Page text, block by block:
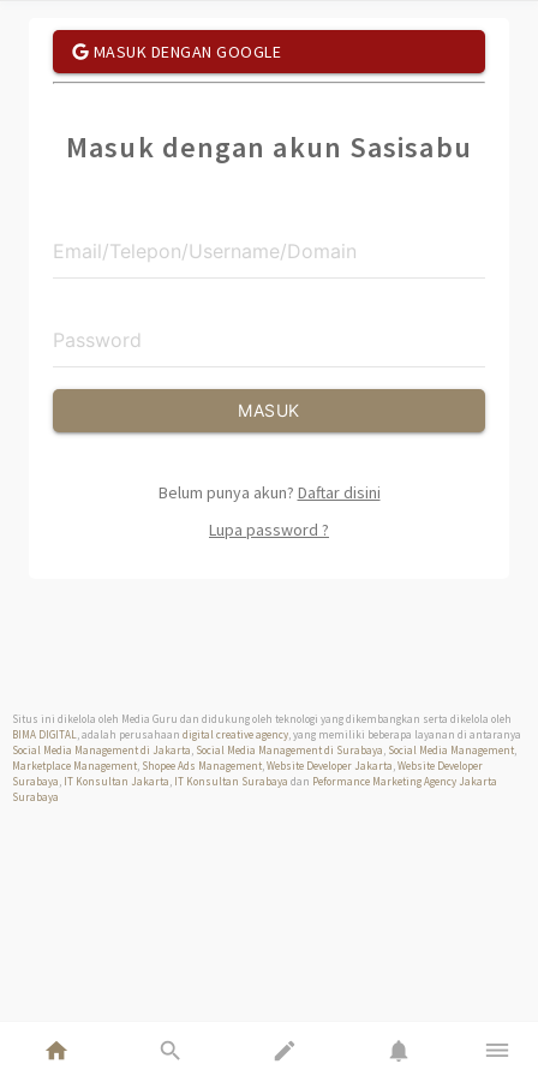
home search edit notifications dehaze
MASUK DENGAN GOOGLE
Masuk dengan akun Sasisabu
MASUK
Belum punya akun? Daftar disini
Lupa password ?
Situs ini dikelola oleh Media Guru dan didukung oleh teknologi yang dikembangkan serta dikelola oleh
BIMA DIGITAL
, adalah perusahaan digital creative agency , yang memiliki beberapa layanan di antaranya
Social Media Management di Jakarta Social Media Management di Surabaya Social Media Management
Marketplace Management Shopee Ads Management Website Developer Jakarta Website Developer
Surabaya IT Konsultan Jakarta IT Konsultan Surabaya dan Peformance Marketing Agency Jakarta
Surabaya